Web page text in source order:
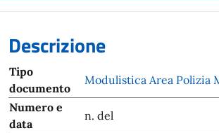
Descrizione
Tipo
documento
Modulistica Area Polizia
Numero e
data
n. del